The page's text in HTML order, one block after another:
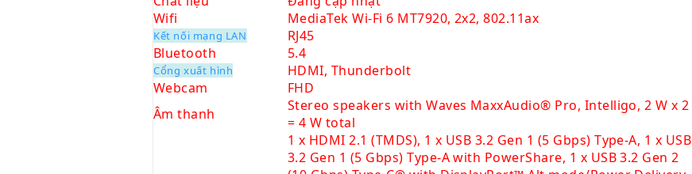
Wifi
MediaTek Wi-Fi 6 MT7920, 2x2, 802.11ax
Kết nối mạng LAN
RJ45
Bluetooth
5.4
Cổng xuất hình
HDMI, Thunderbolt
Webcam
FHD
Âm thanh
Stereo speakers with Waves MaxxAudio® Pro, Intelligo, 2 W x 2
= 4 W total
1 x HDMI 2.1 (TMDS), 1 x USB 3.2 Gen 1 (5 Gbps) Type-A, 1 x USB
3.2 Gen 1 (5 Gbps) Type-A with PowerShare, 1 x USB 3.2 Gen 2